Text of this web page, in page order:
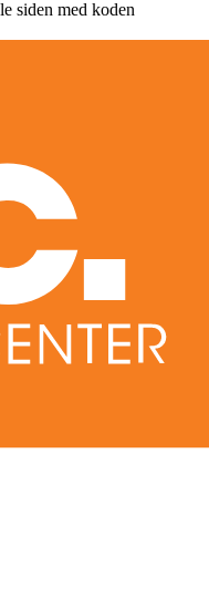
siden med koden